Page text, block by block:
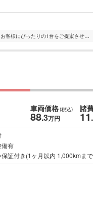
全国的に店舗を展開しており、 豊富な在庫の中からお客様にぴったりの1台をご提案させていただきます。 国産車から輸入車まで幅広く取り扱っており、 登録済未使用車や...
車両価格(税込)
88.3万円
諸
11
備有
保証付き(1ヶ月以内 1,000kmま